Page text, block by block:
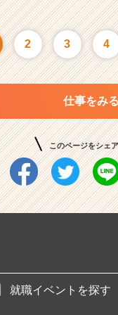
2 3 4
仕事をみる
このページをシェ
就職イベントを探す